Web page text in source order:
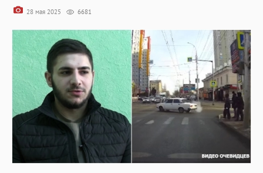
28 мая 2025 6681